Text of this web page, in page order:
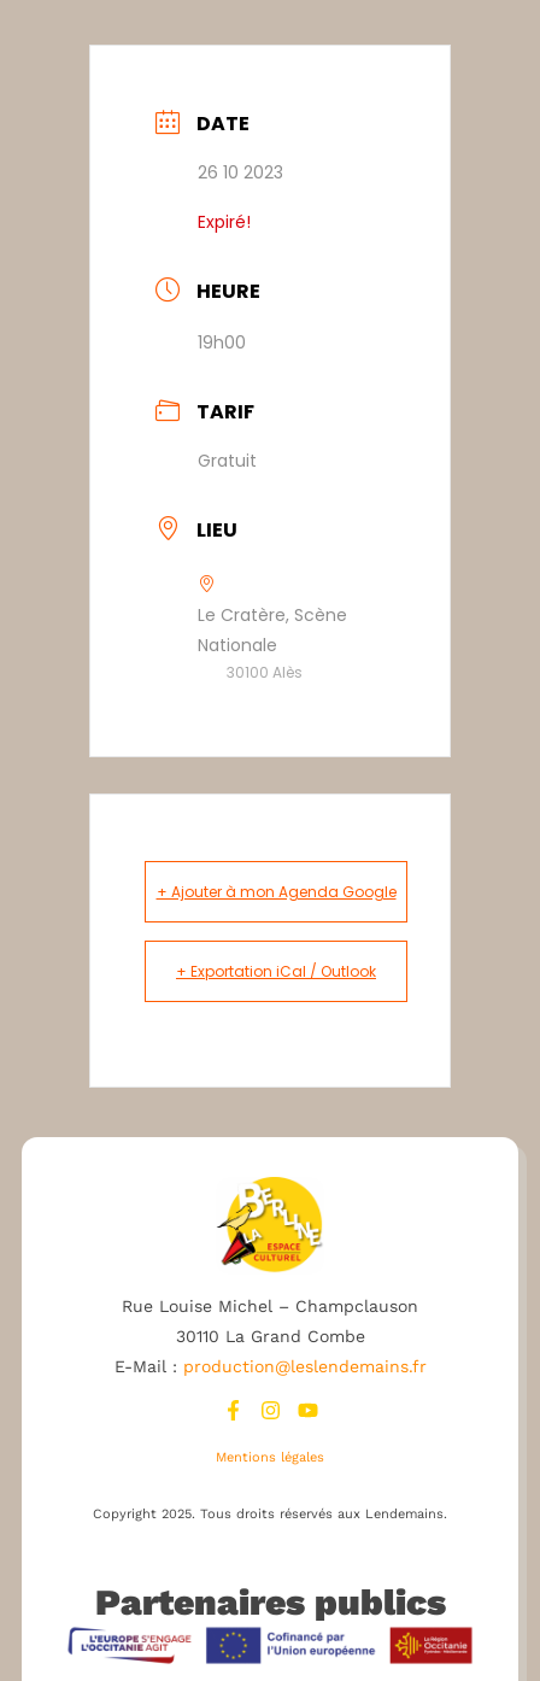
DATE
26 10 2023
Expiré!
HEURE
19h00
TARIF
Gratuit
LIEU
Le Cratère, Scène
Nationale
30100 Alès
+ Ajouter à mon Agenda Google
+ Exportation iCal / Outlook
Rue Louise Michel – Champclauson
30110 La Grand Combe
E-Mail : production@leslendemains.fr
Mentions légales
Copyright 2025. Tous droits réservés aux Lendemains.
Partenaires publics